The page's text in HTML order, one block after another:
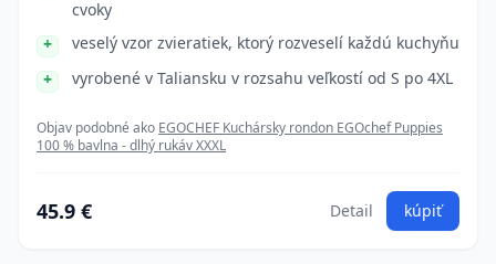
cvoky
veselý vzor zvieratiek, ktorý rozveselí každú kuchyňu
vyrobené v Taliansku v rozsahu veľkostí od S po 4XL
Objav podobné ako EGOCHEF Kuchársky rondon EGOchef Puppies
100 % bavlna - dlhý rukáv XXXL
45.9 € Detail kúpiť